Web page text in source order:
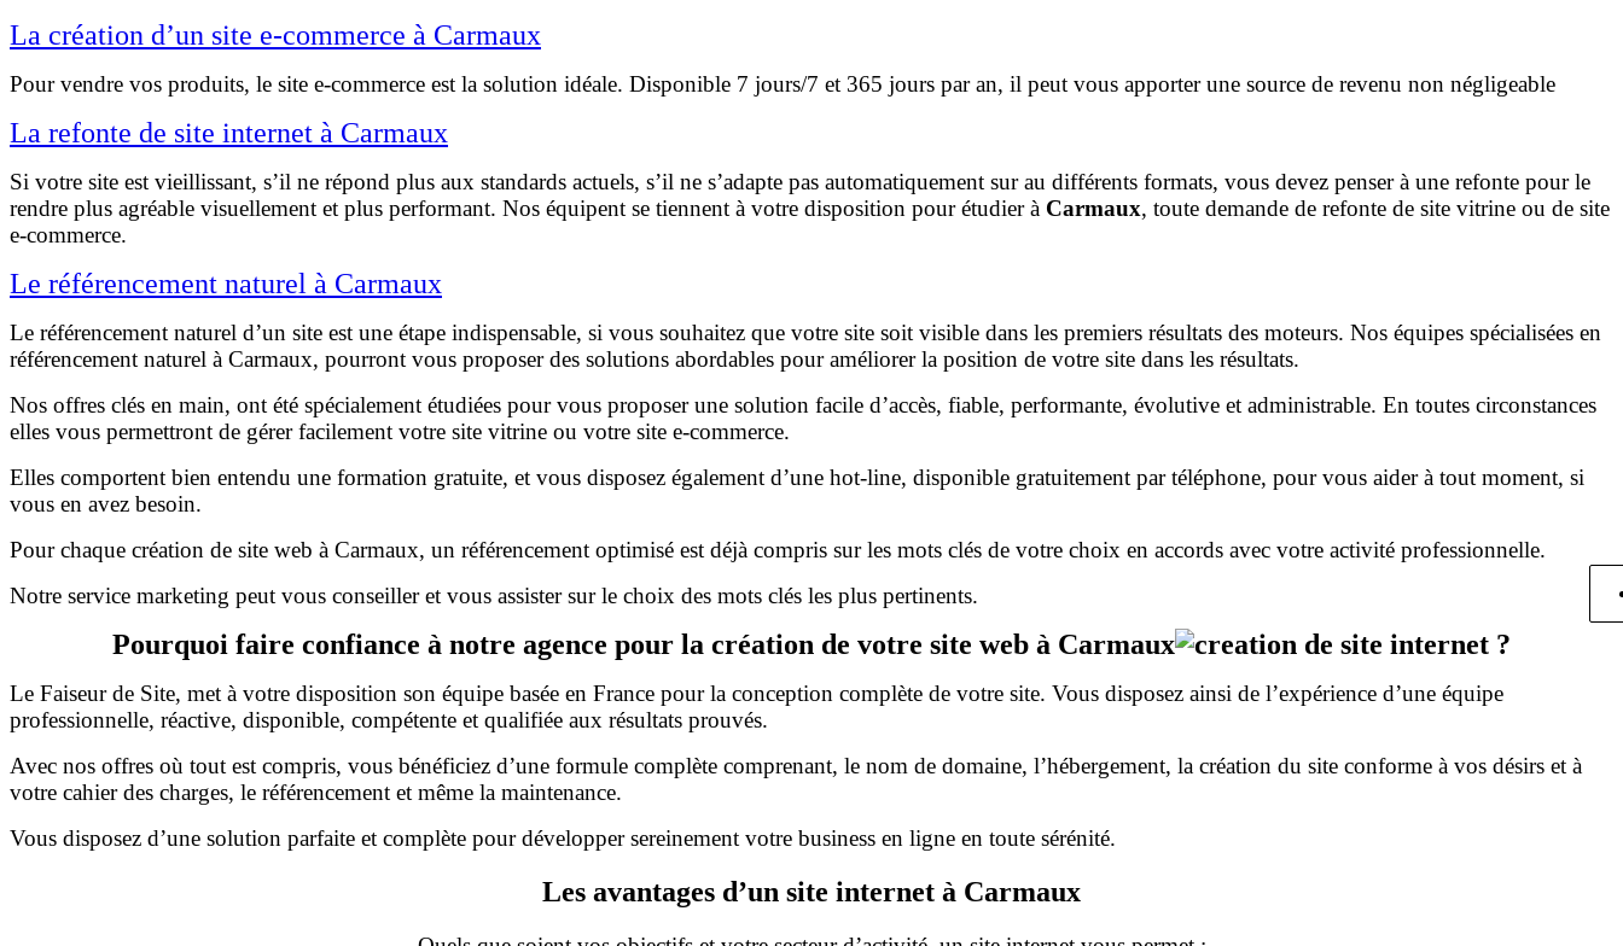
La création d’un site e-commerce à Carmaux
Pour vendre vos produits, le site e-commerce est la solution idéale. Disponible 7 jours/7 et 365 jours par an, il peut vous apporter une source de revenu non négligeable
La refonte de site internet à Carmaux
Si votre site est vieillissant, s’il ne répond plus aux standards actuels, s’il ne s’adapte pas automatiquement sur au différents formats, vous devez penser à une refonte pour le
rendre plus agréable visuellement et plus performant. Nos équipent se tiennent à votre disposition pour étudier à Carmaux, toute demande de refonte de site vitrine ou de site
e-commerce.
Le référencement naturel à Carmaux
Le référencement naturel d’un site est une étape indispensable, si vous souhaitez que votre site soit visible dans les premiers résultats des moteurs. Nos équipes spécialisées en
référencement naturel à Carmaux, pourront vous proposer des solutions abordables pour améliorer la position de votre site dans les résultats.
Nos offres clés en main, ont été spécialement étudiées pour vous proposer une solution facile d’accès, fiable, performante, évolutive et administrable. En toutes circonstances
elles vous permettront de gérer facilement votre site vitrine ou votre site e-commerce.
Elles comportent bien entendu une formation gratuite, et vous disposez également d’une hot-line, disponible gratuitement par téléphone, pour vous aider à tout moment, si
vous en avez besoin.
Pour chaque création de site web à Carmaux, un référencement optimisé est déjà compris sur les mots clés de votre choix en accords avec votre activité professionnelle.
Notre service marketing peut vous conseiller et vous assister sur le choix des mots clés les plus pertinents.
Pourquoi faire confiance à notre agence pour la création de votre site web à Carmaux ?
Le Faiseur de Site, met à votre disposition son équipe basée en France pour la conception complète de votre site. Vous disposez ainsi de l’expérience d’une équipe
professionnelle, réactive, disponible, compétente et qualifiée aux résultats prouvés.
Avec nos offres où tout est compris, vous bénéficiez d’une formule complète comprenant, le nom de domaine, l’hébergement, la création du site conforme à vos désirs et à
votre cahier des charges, le référencement et même la maintenance.
Vous disposez d’une solution parfaite et complète pour développer sereinement votre business en ligne en toute sérénité.
Les avantages d’un site internet à Carmaux